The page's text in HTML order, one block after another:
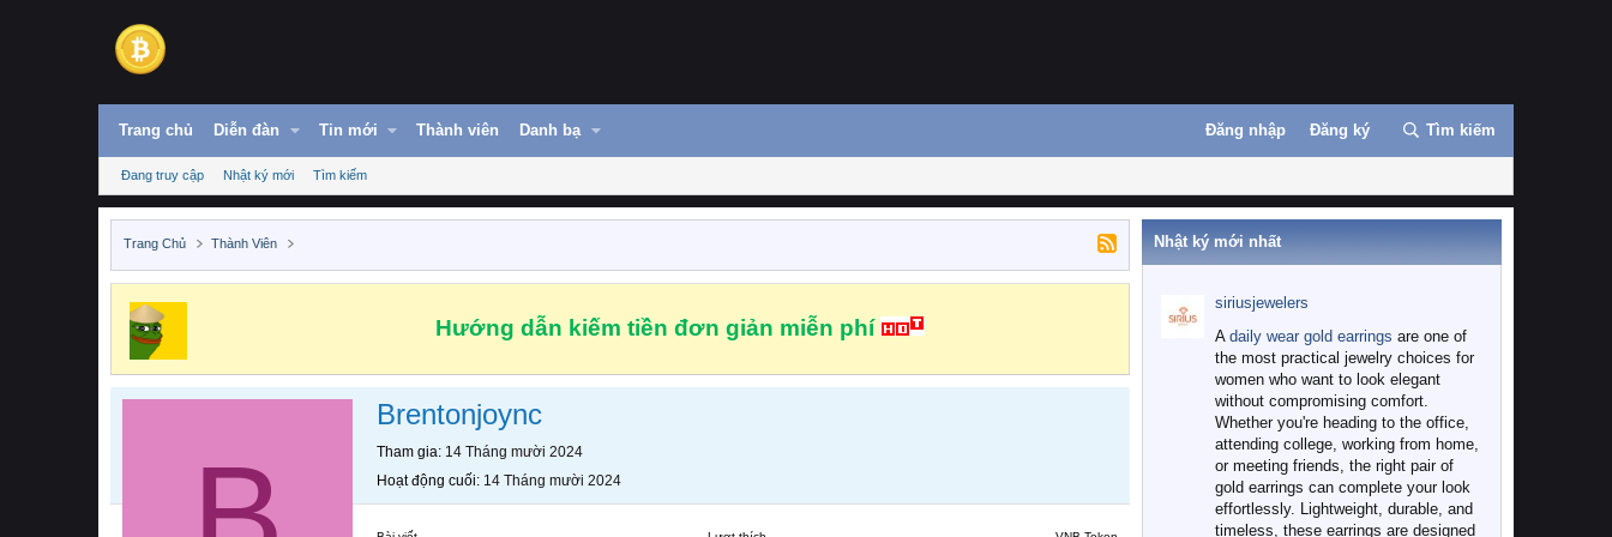
Trang chủ Diễn đàn Tin mới Thành viên Danh bạ Đăng nhập Đăng ký Tìm kiếm
Đang truy cập Nhật ký mới Tìm kiếm
Trang Chủ Thành Viên
Hướng dẫn kiếm tiền đơn giản miễn phí
Brentonjoync
Tham gia 14 Tháng mười 2024
Hoạt động cuối 14 Tháng mười 2024
Nhật ký mới nhất
siriusjewelers
A daily wear gold earrings are one of
the most practical jewelry choices for
women who want to look elegant
without compromising comfort.
Whether you're heading to the office,
attending college, working from home,
or meeting friends, the right pair of
gold earrings can complete your look
effortlessly. Lightweight, durable, and
timeless, these earrings are designed